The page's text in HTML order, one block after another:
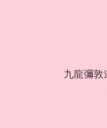
九龍彌